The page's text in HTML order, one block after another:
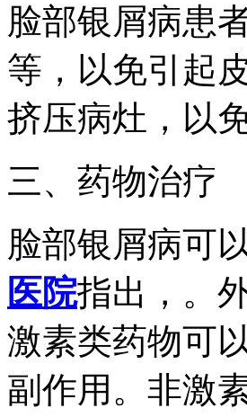
脸部银屑病患
等，以免引起
挤压病灶，以
三、药物治疗
脸部银屑病可
医院指出，。
激素类药物可
副作用。非激